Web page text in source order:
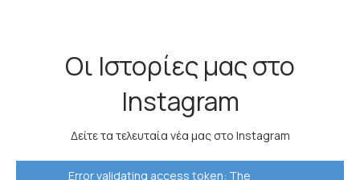
Οι Ιστορίες μας στο
Instagram
Δείτε τα τελευταία νέα μας στο Instagram
Error validating access token: The